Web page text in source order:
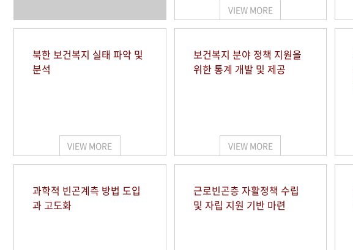
VIEW MORE
북한 보건복지 실태 파악 및
분석
VIEW MORE
보건복지 분야 정책 지원을
위한 통계 개발 및 제공
VIEW MORE
과학적 빈곤계측 방법 도입
과 고도화
근로빈곤층 자활정책 수립
및 자립 지원 기반 마련